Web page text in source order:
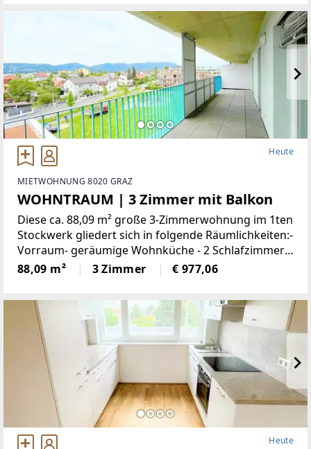
Heute
MIETWOHNUNG 8020 GRAZ
WOHNTRAUM | 3 Zimmer mit Balkon
Diese ca. 88,09 m² große 3-Zimmerwohnung im 1ten
Stockwerk gliedert sich in folgende Räumlichkeiten:-
Vorraum- geräumige Wohnküche - 2 Schlafzimmer-
Abstellraum- Badezimmer mit Badewanne -
separates WC- BalkonDiese
88,09 m² 3 Zimmer € 977,06
Heute